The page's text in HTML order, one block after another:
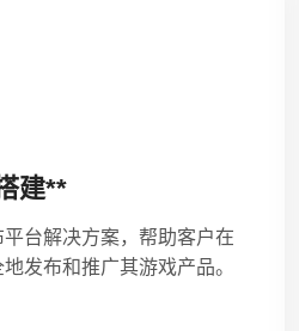
建**
台解决方案，帮助客户在
发布和推广其游戏产品。